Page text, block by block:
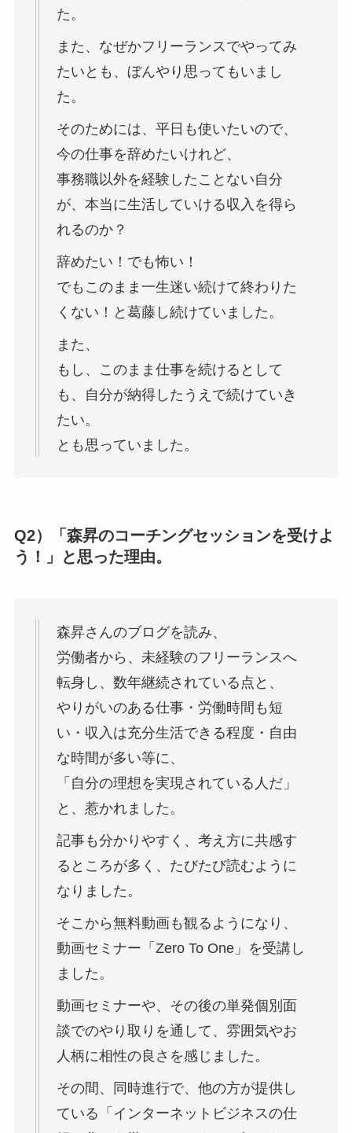
た。
また、なぜかフリーランスでやってみ
たいとも、ぼんやり思ってもいまし
た。
そのためには、平日も使いたいので、
今の仕事を辞めたいけれど、
事務職以外を経験したことない自分
が、本当に生活していける収入を得ら
れるのか？
辞めたい！でも怖い！
でもこのまま一生迷い続けて終わりた
くない！と葛藤し続けていました。
また、
もし、このまま仕事を続けるとして
も、自分が納得したうえで続けていき
たい。
とも思っていました。
Q2）「森昇のコーチングセッションを受けよ
う！」と思った理由。
森昇さんのブログを読み、
労働者から、未経験のフリーランスへ
転身し、数年継続されている点と、
やりがいのある仕事・労働時間も短
い・収入は充分生活できる程度・自由
な時間が多い等に、
「自分の理想を実現されている人だ」
と、惹かれました。
記事も分かりやすく、考え方に共感す
るところが多く、たびたび読むように
なりました。
そこから無料動画も観るようになり、
動画セミナー「Zero To One」を受講し
ました。
動画セミナーや、その後の単発個別面
談でのやり取りを通して、雰囲気やお
人柄に相性の良さを感じました。
その間、同時進行で、他の方が提供し
ている「インターネットビジネスの仕